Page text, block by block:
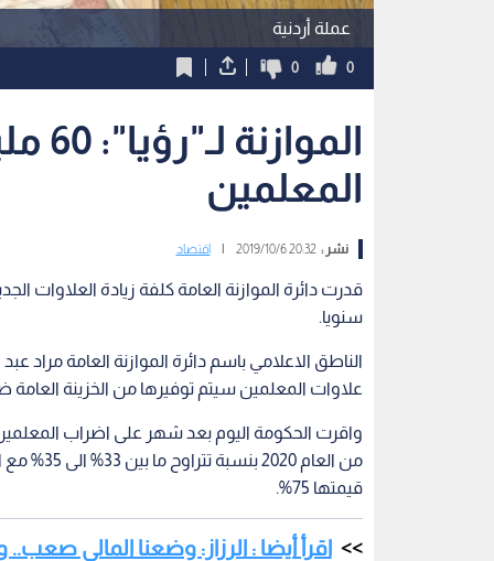
عملة أردنية
0
0
المعلمين
نشر :20:32 2019/10/6 اقتصاد
قدرت دائرة الموازنة العامة كلفة زيادة العلاوات
سنويا.
الناطق الاعلامي باسم دائرة الموازنة العامة مراد
علاوات المعلمين سيتم توفيرها من الخزينة
واقرت الحكومة اليوم بعد شهر على اضراب
من العام
قيمتها 75%.
اقرأ أيضا : الرزاز: وضعنا المالي